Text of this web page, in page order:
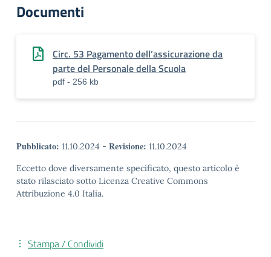
Documenti
Circ. 53 Pagamento dell’assicurazione da
parte del Personale della Scuola
pdf - 256 kb
Pubblicato: 11.10.2024 - Revisione: 11.10.2024
Eccetto dove diversamente specificato, questo articolo è
stato rilasciato sotto Licenza Creative Commons
Attribuzione 4.0 Italia.
Stampa / Condividi